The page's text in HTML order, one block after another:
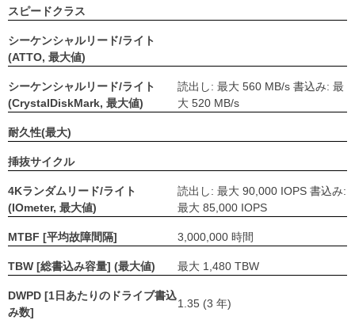
スピードクラス
シーケンシャルリード/ライト
(ATTO, 最大値)
シーケンシャルリード/ライト
(CrystalDiskMark, 最大値)
読出し: 最大 560 MB/s 書込み: 最
大 520 MB/s
耐久性(最大)
挿抜サイクル
4Kランダムリード/ライト
(IOmeter, 最大値)
読出し: 最大 90,000 IOPS 書込み:
最大 85,000 IOPS
MTBF [平均故障間隔] 3,000,000 時間
TBW [総書込み容量] (最大値) 最大 1,480 TBW
DWPD [1日あたりのドライブ書込
み数]
1.35 (3 年)